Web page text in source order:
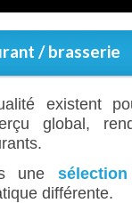
/ brasserie
existent
global,
une sélection
différente.